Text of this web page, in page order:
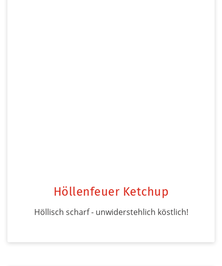
Höllenfeuer Ketchup
Höllisch scharf - unwiderstehlich köstlich!